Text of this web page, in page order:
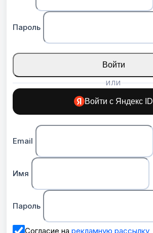
Пароль
Войти
ИЛИ
Войти с Яндекс ID
Email
Имя
Пароль
Согласие на рекламную рассылку